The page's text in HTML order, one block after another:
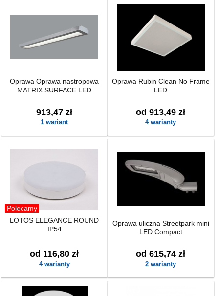
Oprawa Oprawa nastropowa
MATRIX SURFACE LED
913,47 zł
1 wariant
Oprawa Rubin Clean No Frame
LED
od 913,49 zł
4 warianty
Polecamy
LOTOS ELEGANCE ROUND
IP54
od 116,80 zł
4 warianty
Oprawa uliczna Streetpark mini
LED Compact
od 615,74 zł
2 warianty